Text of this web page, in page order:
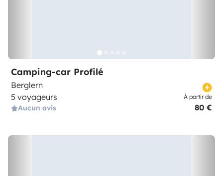
Camping-car Profilé
Berglern
5 voyageurs
Aucun avis
À partir de
80 €